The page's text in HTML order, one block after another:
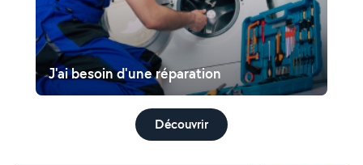
J'ai besoin d'une réparation
Découvrir